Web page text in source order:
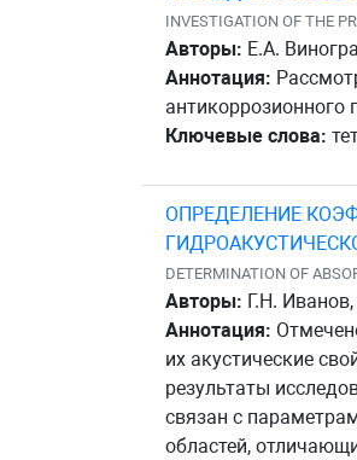
INVESTIGATION OF THE
Авторы: Е.А.
Аннотация:
антикоррозионного
Ключевые слова:
ОПРЕДЕЛЕНИЕ
DETERMINATION OF
Авторы: Г.Н.
Аннотация:
их акустические
результаты
связан с
областей,